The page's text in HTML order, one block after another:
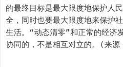
的最终目标是最大限度地保护人
全，同时也要最大限度地来保护
生活。“动态清零”和正常的经济
协同的，不是相互对立的。(来源